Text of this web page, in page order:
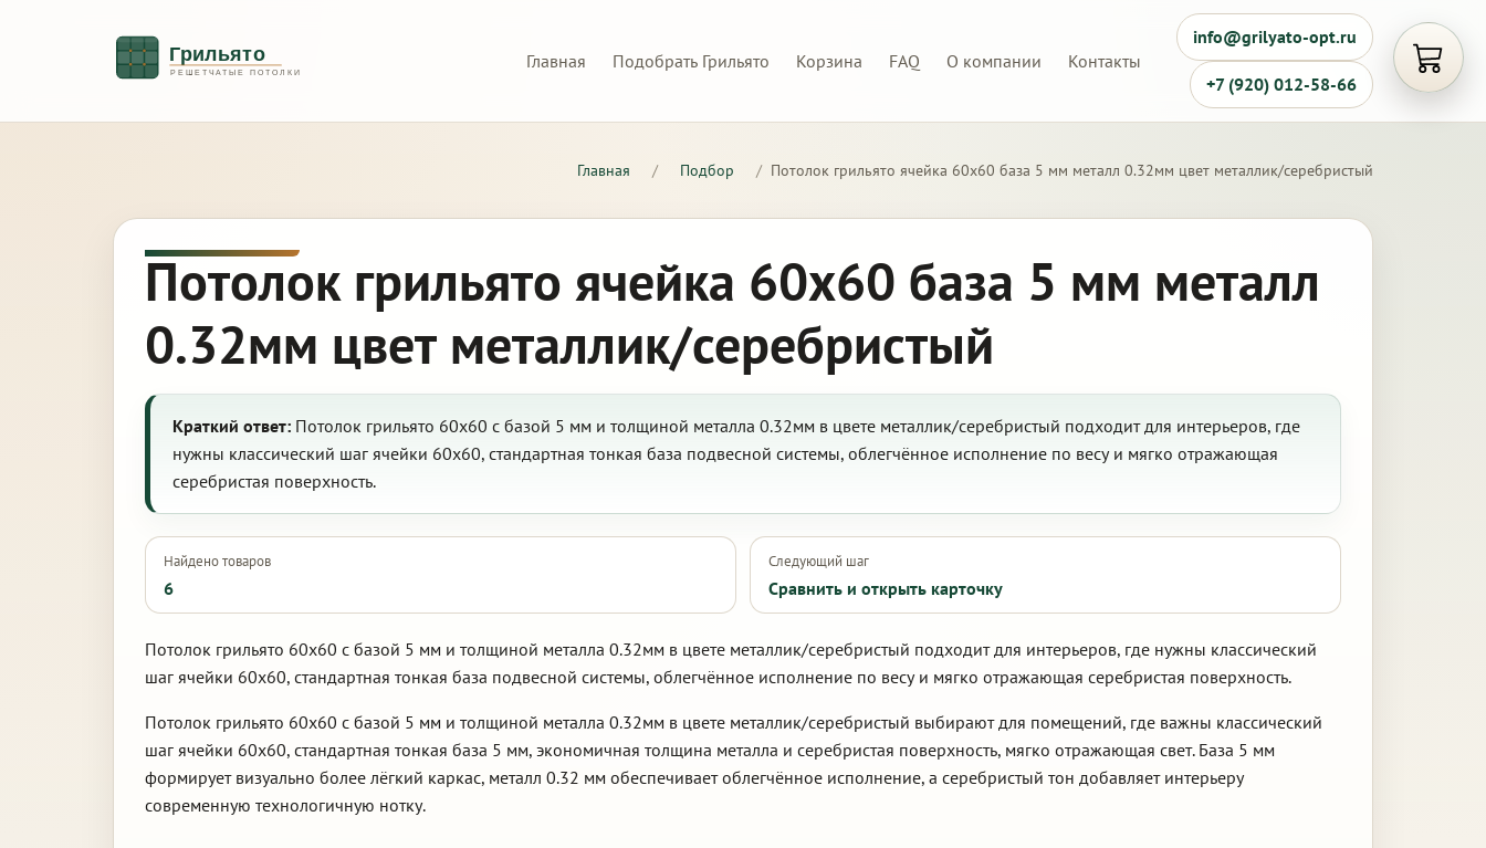
Главная Подобрать Грильято Корзина FAQ О компании Контакты
info@grilyato-opt.ru
+7 (920) 012-58-66
Главная / Подбор / Потолок грильято ячейка 60х60 база 5 мм металл 0.32мм цвет металлик/серебристый
Потолок грильято ячейка 60х60 база 5 мм металл
0.32мм цвет металлик/серебристый
Краткий ответ: Потолок грильято 60х60 с базой 5 мм и толщиной металла 0.32мм в цвете металлик/серебристый подходит для интерьеров, где
нужны классический шаг ячейки 60х60, стандартная тонкая база подвесной системы, облегчённое исполнение по весу и мягко отражающая
серебристая поверхность.
Найдено товаров
6
Следующий шаг
Сравнить и открыть карточку
Потолок грильято 60х60 с базой 5 мм и толщиной металла 0.32мм в цвете металлик/серебристый подходит для интерьеров, где нужны классический
шаг ячейки 60х60, стандартная тонкая база подвесной системы, облегчённое исполнение по весу и мягко отражающая серебристая поверхность.
Потолок грильято 60х60 с базой 5 мм и толщиной металла 0.32мм в цвете металлик/серебристый выбирают для помещений, где важны классический
шаг ячейки 60х60, стандартная тонкая база 5 мм, экономичная толщина металла и серебристая поверхность, мягко отражающая свет. База 5 мм
формирует визуально более лёгкий каркас, металл 0.32 мм обеспечивает облегчённое исполнение, а серебристый тон добавляет интерьеру
современную технологичную нотку.
Открыть